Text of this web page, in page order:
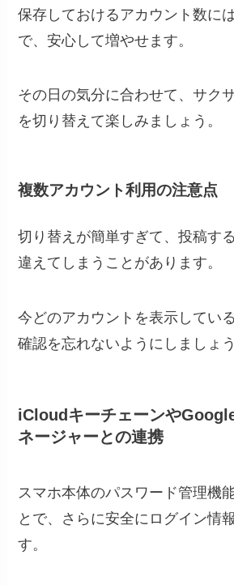
保存しておけるアカウント数に
で、安心して増やせます。
その日の気分に合わせて、サク
を切り替えて楽しみましょう。
複数アカウント利用の注意点
切り替えが簡単すぎて、投稿す
違えてしまうことがあります。
今どのアカウントを表示してい
確認を忘れないようにしましょう
iCloudキーチェーンや
ネージャーとの連携
スマホ本体のパスワード管理機
とで、さらに安全にログイン情
す。